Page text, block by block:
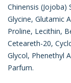
Chinensis (Jojoba)
Glycine, Glutamic
Proline, Lecithin,
Ceteareth-20,
Glycol, Phenethyl
Parfum.